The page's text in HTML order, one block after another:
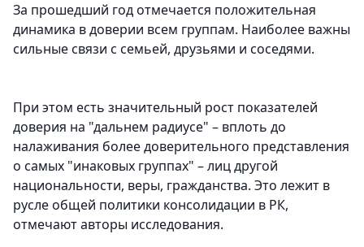
За прошедший год отмечается положительная
динамика в доверии всем группам. Наиболее важны
сильные связи с семьей, друзьями и соседями.
При этом есть значительный рост показателей
доверия на "дальнем радиусе" – вплоть до
налаживания более доверительного представления
о самых "инаковых группах" – лиц другой
национальности, веры, гражданства. Это лежит в
русле общей политики консолидации в РК,
отмечают авторы исследования.